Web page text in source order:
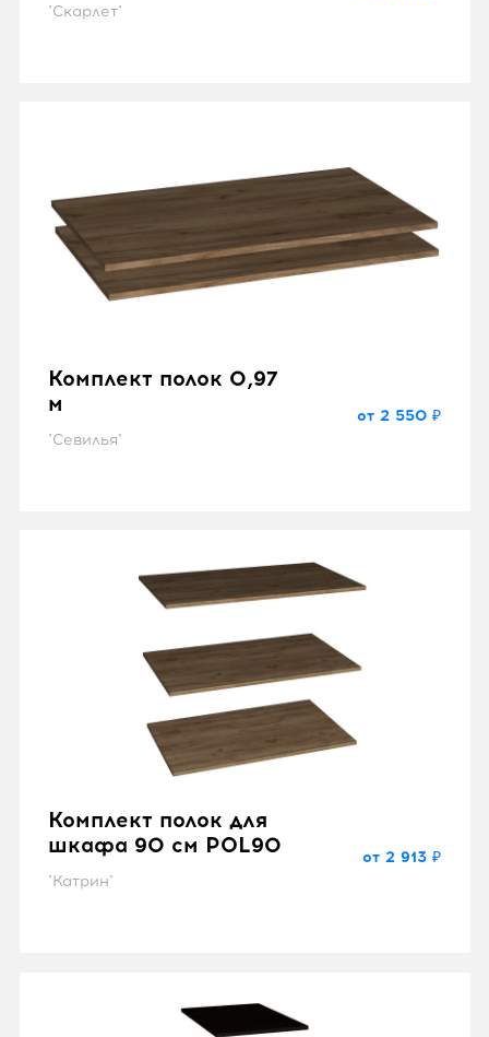
"Скарлет"
Комплект полок 0,97
м
"Севилья"
от 2 550 ₽
Комплект полок для
шкафа 90 см POL90
"Катрин"
от 2 913 ₽